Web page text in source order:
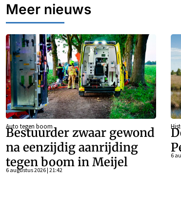
Meer nieuws
Auto tegen boom
Bestuurder zwaar gewond
na eenzijdig aanrijding
tegen boom in Meijel
6 augustus 2026 | 21:42
6